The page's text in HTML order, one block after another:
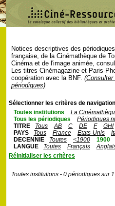
Notices descriptives des
française, de la Cinémathèque de
Cinéma et de l'image animée,
Les titres Cinémagazine et Paris-
coopération avec la BNF.
périodiques)
Sélectionner les critères de
Toutes institutions
La
Tous les périodiques
Périodiques
TITRE
Tous AB C DE F
GHI
PAYS
Tous France Etats-Unis
DECENNIE
Toutes <1900
1900
LANGUE
Toutes Français
Réinitialiser les critères
Toutes institutions - 0 périodiques sur